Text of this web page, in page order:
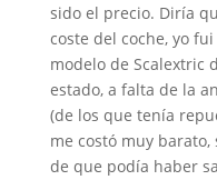
sido el precio. Diría
coste del coche, yo
modelo de Scalextric
estado, a falta de la
(de los que tenía
me costó muy
de que podía haber